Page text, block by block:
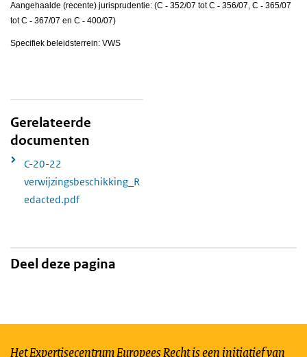
Aangehaalde (recente) jurisprudentie: (C ‑ 352/07 tot C ‑ 356/07, C ‑ 365/07
tot C ‑ 367/07 en C ‑ 400/07)
Specifiek beleidsterrein: VWS
Gerelateerde
documenten
C-20-22
verwijzingsbeschikking_R
edacted.pdf
Deel deze pagina
Het Expertisecentrum Europees Recht is een initiatief van